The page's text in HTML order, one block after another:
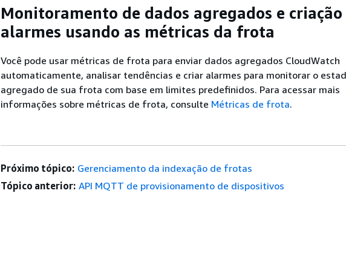
Monitoramento de dados agregados e criação
alarmes usando as métricas da frota
Você pode usar métricas de frota para enviar dados agregados CloudWatch
automaticamente, analisar tendências e criar alarmes para monitorar o
agregado de sua frota com base em limites predefinidos. Para acessar mais
informações sobre métricas de frota, consulte Métricas de frota.
Próximo tópico: Gerenciamento da indexação de frotas
Tópico anterior: API MQTT de provisionamento de dispositivos